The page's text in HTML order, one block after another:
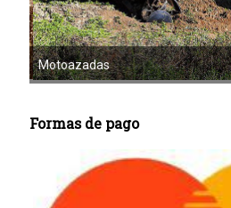
Motoazadas
Formas de pago